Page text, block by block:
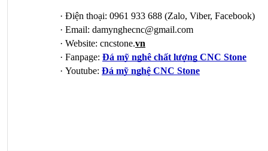
· Điện thoại: 0961 933 688 (Zalo, Viber, Facebook)
· Email: damynghecnc@gmail.com
· Website: cncstone.vn
· Fanpage: Đá mỹ nghê chất lượng CNC Stone
· Youtube: Đá mỹ nghệ CNC Stone